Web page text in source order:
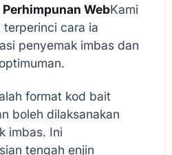
Perhimpunan WebKami
terperinci cara ia
penyemak imbas dan
format kod bait
boleh dilaksanakan
imbas. Ini
tengah enjin